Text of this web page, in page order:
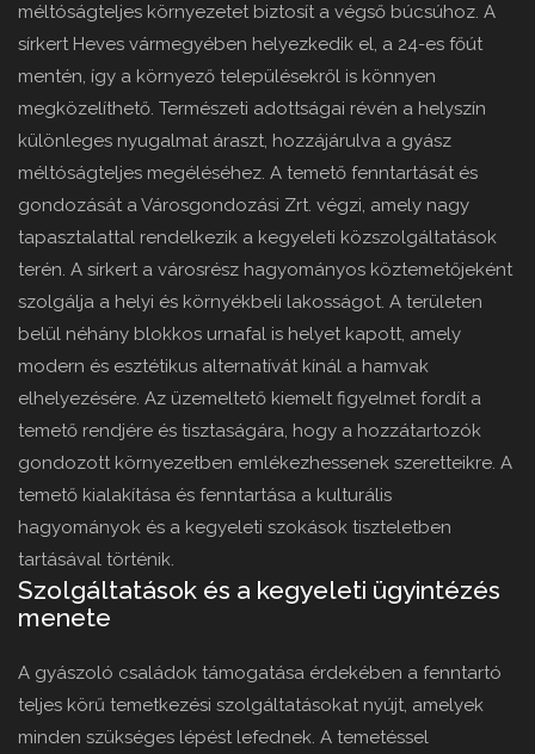
méltóságteljes környezetet biztosít a végső búcsúhoz. A
sírkert Heves vármegyében helyezkedik el, a 24-es főút
mentén, így a környező településekről is könnyen
megközelíthető. Természeti adottságai révén a helyszín
különleges nyugalmat áraszt, hozzájárulva a gyász
méltóságteljes megéléséhez. A temető fenntartását és
gondozását a Városgondozási Zrt. végzi, amely nagy
tapasztalattal rendelkezik a kegyeleti közszolgáltatások
terén. A sírkert a városrész hagyományos köztemetőjeként
szolgálja a helyi és környékbeli lakosságot. A területen
belül néhány blokkos urnafal is helyet kapott, amely
modern és esztétikus alternatívát kínál a hamvak
elhelyezésére. Az üzemeltető kiemelt figyelmet fordít a
temető rendjére és tisztaságára, hogy a hozzátartozók
gondozott környezetben emlékezhessenek szeretteikre. A
temető kialakítása és fenntartása a kulturális
hagyományok és a kegyeleti szokások tiszteletben
tartásával történik.
Szolgáltatások és a kegyeleti ügyintézés
menete
A gyászoló családok támogatása érdekében a fenntartó
teljes körű temetkezési szolgáltatásokat nyújt, amelyek
minden szükséges lépést lefednek. A temetéssel